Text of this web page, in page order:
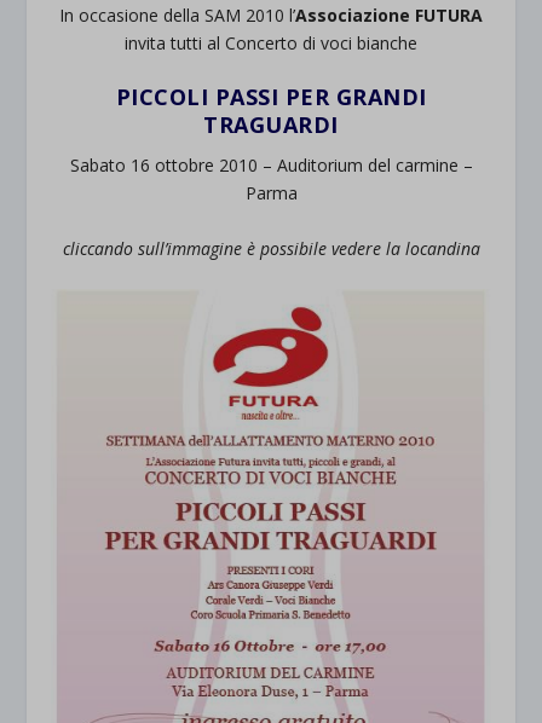
In occasione della SAM 2010 l’Associazione FUTURA
invita tutti al Concerto di voci bianche
PICCOLI PASSI PER GRANDI
TRAGUARDI
Sabato 16 ottobre 2010 – Auditorium del carmine –
Parma
cliccando sull’immagine è possibile vedere la locandina